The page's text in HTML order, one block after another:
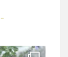
...